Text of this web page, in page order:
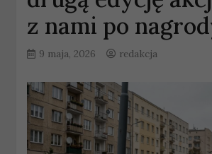
z nami po
9 maja, 2026 redakcja